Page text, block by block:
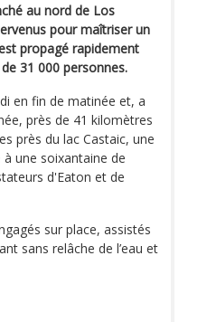
au nord de Los
pour maîtriser un
propagé rapidement
31 000 personnes.
en fin de matinée et, a
près de 41 kilomètres
près du lac Castaic, une
une soixantaine de
d'Eaton et de
sur place, assistés
sans relâche de l’eau et